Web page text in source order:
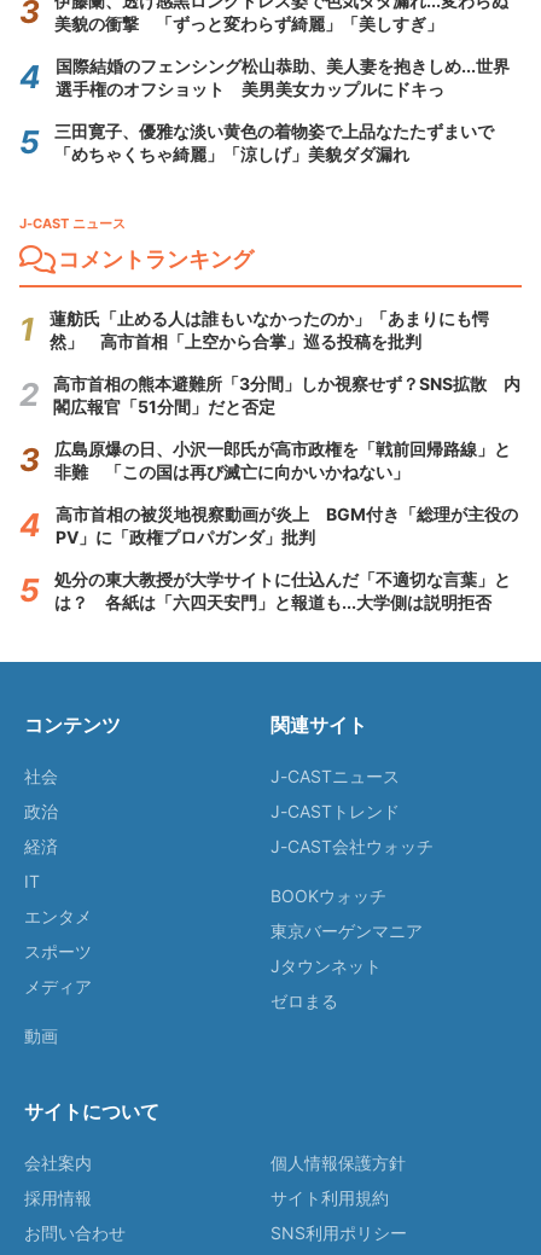
美貌の衝撃 「ずっと変わらず綺麗」「美しすぎ」
国際結婚のフェンシング松山恭助、美人妻を抱きしめ...世界
選手権のオフショット 美男美女カップルにドキっ
三田寛子、優雅な淡い黄色の着物姿で上品なたたずまいで
「めちゃくちゃ綺麗」「涼しげ」美貌ダダ漏れ
J-CAST ニュース
コメントランキング
蓮舫氏「止める人は誰もいなかったのか」「あまりにも愕
然」 高市首相「上空から合掌」巡る投稿を批判
高市首相の熊本避難所「3分間」しか視察せず？SNS拡散 内
閣広報官「51分間」だと否定
広島原爆の日、小沢一郎氏が高市政権を「戦前回帰路線」と
非難 「この国は再び滅亡に向かいかねない」
高市首相の被災地視察動画が炎上 BGM付き「総理が主役の
PV」に「政権プロパガンダ」批判
処分の東大教授が大学サイトに仕込んだ「不適切な言葉」と
は？ 各紙は「六四天安門」と報道も...大学側は説明拒否
コンテンツ
社会
政治
経済
IT
エンタメ
スポーツ
メディア
動画
関連サイト
J-CASTニュース
J-CASTトレンド
J-CAST会社ウォッチ
BOOKウォッチ
東京バーゲンマニア
Jタウンネット
ゼロまる
サイトについて
会社案内
採用情報
お問い合わせ
個人情報保護方針
サイト利用規約
SNS利用ポリシー